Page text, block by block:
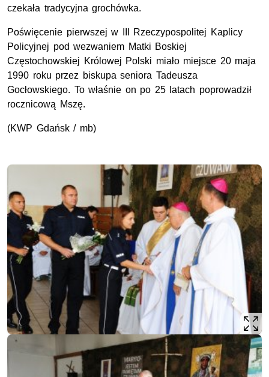
czekała tradycyjna grochówka.
Poświęcenie pierwszej w III Rzeczypospolitej Kaplicy
Policyjnej pod wezwaniem Matki Boskiej
Częstochowskiej Królowej Polski miało miejsce 20 maja
1990 roku przez biskupa seniora Tadeusza
Gocłowskiego. To właśnie on po 25 latach poprowadził
rocznicową Mszę.
(KWP Gdańsk / mb)